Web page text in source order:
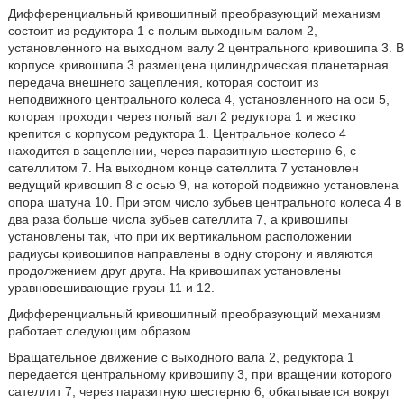
Дифференциальный кривошипный преобразующий механизм
состоит из редуктора 1 с полым выходным валом 2,
установленного на выходном валу 2 центрального кривошипа 3. В
корпусе кривошипа 3 размещена цилиндрическая планетарная
передача внешнего зацепления, которая состоит из
неподвижного центрального колеса 4, установленного на оси 5,
которая проходит через полый вал 2 редуктора 1 и жестко
крепится с корпусом редуктора 1. Центральное колесо 4
находится в зацеплении, через паразитную шестерню 6, с
сателлитом 7. На выходном конце сателлита 7 установлен
ведущий кривошип 8 с осью 9, на которой подвижно установлена
опора шатуна 10. При этом число зубьев центрального колеса 4 в
два раза больше числа зубьев сателлита 7, а кривошипы
установлены так, что при их вертикальном расположении
радиусы кривошипов направлены в одну сторону и являются
продолжением друг друга. На кривошипах установлены
уравновешивающие грузы 11 и 12.
Дифференциальный кривошипный преобразующий механизм
работает следующим образом.
Вращательное движение с выходного вала 2, редуктора 1
передается центральному кривошипу 3, при вращении которого
сателлит 7, через паразитную шестерню 6, обкатывается вокруг